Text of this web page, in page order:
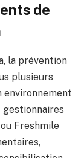
de
la prévention
plusieurs
environnement
gestionnaires
Freshmile